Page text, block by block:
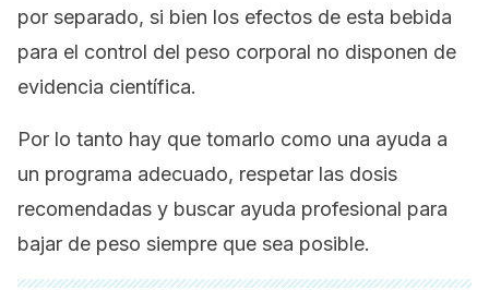
por separado, si bien los efectos de esta bebida
para el control del peso corporal no disponen de
evidencia científica.
Por lo tanto hay que tomarlo como una ayuda a
un programa adecuado, respetar las dosis
recomendadas y buscar ayuda profesional para
bajar de peso siempre que sea posible.